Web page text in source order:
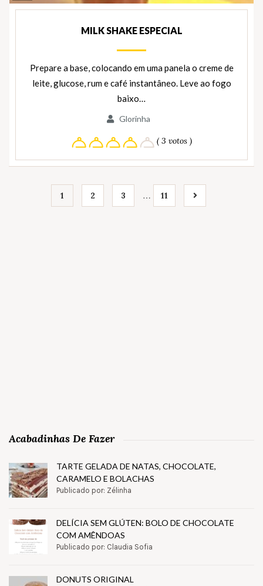
Ingredientes
MILK SHAKE ESPECIAL
Prepare a base, colocando em uma panela o creme de
leite, glucose, rum e café instantâneo. Leve ao fogo
baixo…
Glorinha
( 3 votos )
1 2 3 … 11
Acabadinhas De Fazer
TARTE GELADA DE NATAS, CHOCOLATE,
CARAMELO E BOLACHAS
Publicado por: Zélinha
DELÍCIA SEM GLÚTEN: BOLO DE CHOCOLATE
COM AMÊNDOAS
Publicado por: Claudia Sofia
DONUTS ORIGINAL